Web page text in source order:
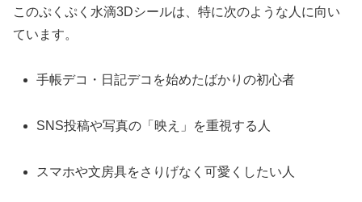
このぷくぷく水滴3Dシールは、特に次のような人に向い
ています。
手帳デコ・日記デコを始めたばかりの初心者
SNS投稿や写真の「映え」を重視する人
スマホや文房具をさりげなく可愛くしたい人